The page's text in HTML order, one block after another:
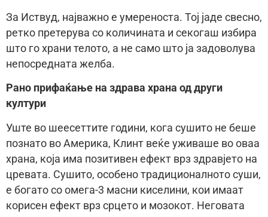
За Иствуд, најважно е умереноста. Тој јаде свесно,
ретко претерува со количината и секогаш избира
што го храни телото, а не само што ја задоволува
непосредната желба.
Рано прифаќање на здрава храна од други
култури
Уште во шеесеттите години, кога сушито не беше
познато во Америка, Клинт веќе уживаше во оваа
храна, која има позитивен ефект врз здравјето на
цревата. Сушито, особено традиционалното суши,
е богато со омега-3 масни киселини, кои имаат
корисен ефект врз срцето и мозокот. Неговата